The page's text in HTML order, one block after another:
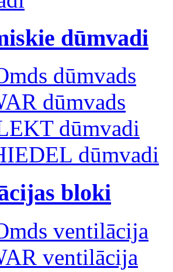
dūmvadi
dūmvads
dūmvads
dūmvadi
dūmvadi
bloki
ventilācija
ventilācija